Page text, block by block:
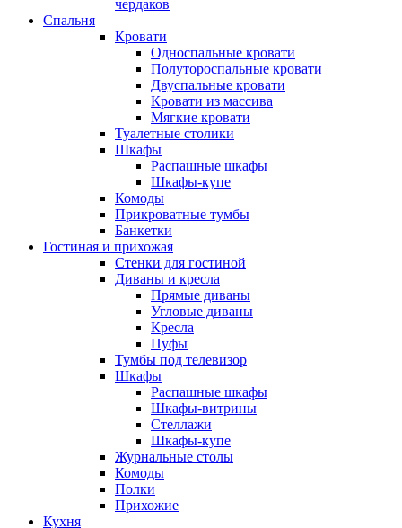
чердаков
Спальня
Кровати
Односпальные кровати
Полутороспальные кровати
Двуспальные кровати
Кровати из массива
Мягкие кровати
Туалетные столики
Шкафы
Распашные шкафы
Шкафы-купе
Комоды
Прикроватные тумбы
Банкетки
Гостиная и прихожая
Стенки для гостиной
Диваны и кресла
Прямые диваны
Угловые диваны
Кресла
Пуфы
Тумбы под телевизор
Шкафы
Распашные шкафы
Шкафы-витрины
Стеллажи
Шкафы-купе
Журнальные столы
Комоды
Полки
Прихожие
Кухня